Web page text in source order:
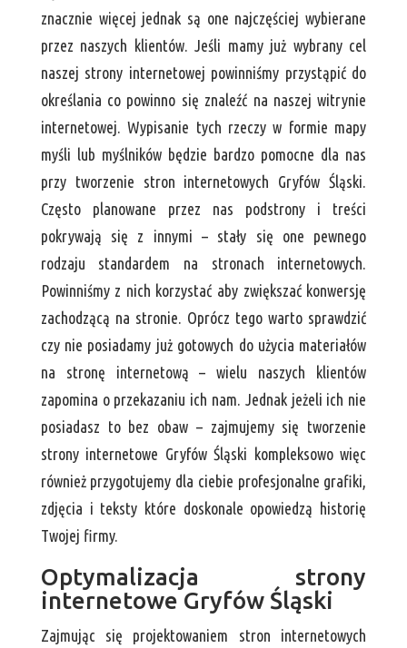
znacznie więcej jednak są one najczęściej wybierane
przez naszych klientów. Jeśli mamy już wybrany cel
naszej strony internetowej powinniśmy przystąpić do
określania co powinno się znaleźć na naszej witrynie
internetowej. Wypisanie tych rzeczy w formie mapy
myśli lub myślników będzie bardzo pomocne dla nas
przy tworzenie stron internetowych Gryfów Śląski.
Często planowane przez nas podstrony i treści
pokrywają się z innymi – stały się one pewnego
rodzaju standardem na stronach internetowych.
Powinniśmy z nich korzystać aby zwiększać konwersję
zachodzącą na stronie. Oprócz tego warto sprawdzić
czy nie posiadamy już gotowych do użycia materiałów
na stronę internetową – wielu naszych klientów
zapomina o przekazaniu ich nam. Jednak jeżeli ich nie
posiadasz to bez obaw – zajmujemy się tworzenie
strony internetowe Gryfów Śląski kompleksowo więc
również przygotujemy dla ciebie profesjonalne grafiki,
zdjęcia i teksty które doskonale opowiedzą historię
Twojej firmy.
Optymalizacja strony
internetowe Gryfów Śląski
Zajmując się projektowaniem stron internetowych